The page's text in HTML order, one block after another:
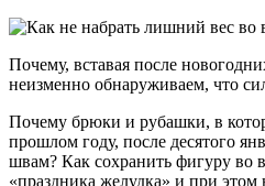
Почему, вставая после
неизменно обнаруживаем, что
Почему брюки и рубашки, в
прошлом году, после десятого
швам? Как сохранить фигуру во
«праздника желудка» и при этом